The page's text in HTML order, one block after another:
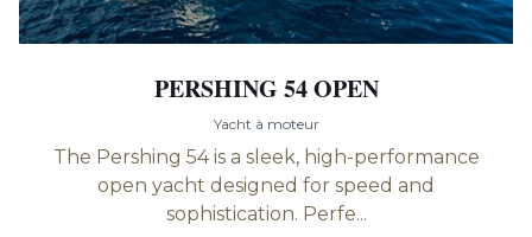
PERSHING 54 OPEN
Yacht à moteur
The Pershing 54 is a sleek, high-performance
open yacht designed for speed and
sophistication. Perfe...